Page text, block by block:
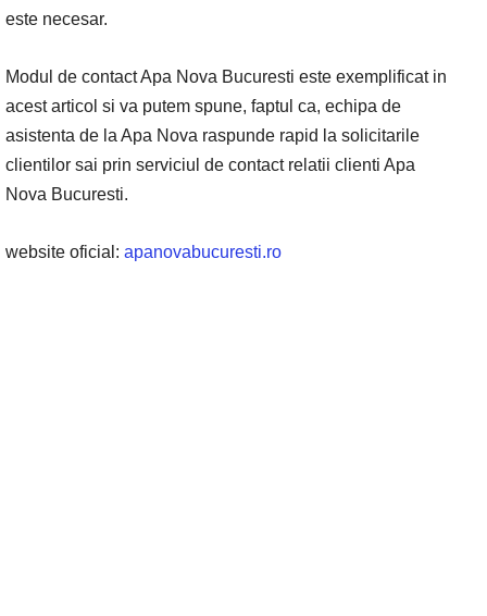
este necesar.
Modul de contact Apa Nova Bucuresti este exemplificat in
acest articol si va putem spune, faptul ca, echipa de
asistenta de la Apa Nova raspunde rapid la solicitarile
clientilor sai prin serviciul de contact relatii clienti Apa
Nova Bucuresti.
website oficial: apanovabucuresti.ro